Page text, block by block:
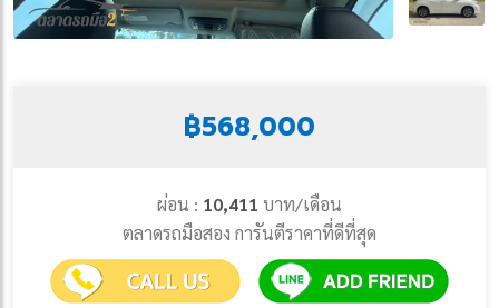
฿568,000
ผ่อน : 10,411 บาท/เดือน
ตลาดรถมือสอง การันตีราคาที่ดีที่สุด